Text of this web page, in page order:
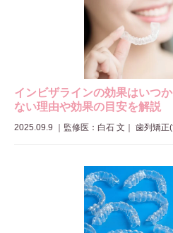
インビザラインの効果はいつ
ない理由や効果の目安を解説
2025.09.9 ｜ 監修医：白石 文 ｜ 歯列矯